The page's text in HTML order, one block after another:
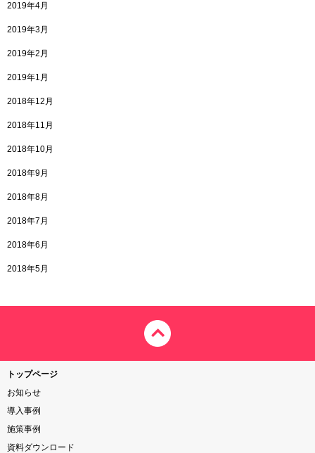
2019年4月
2019年3月
2019年2月
2019年1月
2018年12月
2018年11月
2018年10月
2018年9月
2018年8月
2018年7月
2018年6月
2018年5月
トップページ
お知らせ
導入事例
施策事例
資料ダウンロード